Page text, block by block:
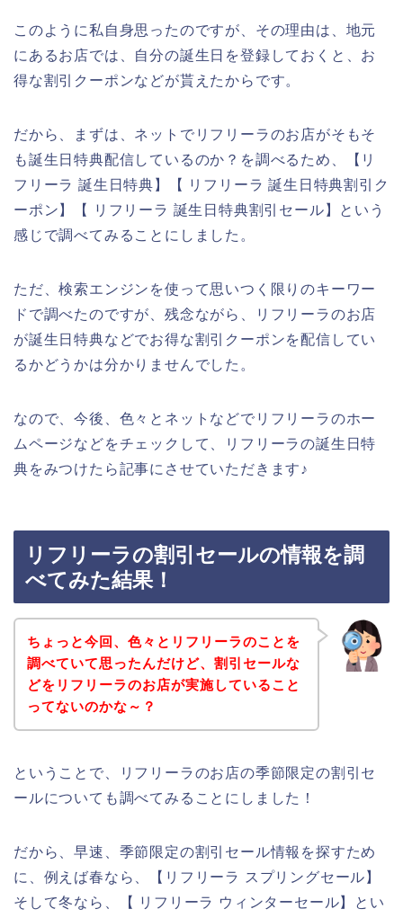
このように私自身思ったのですが、その理由は、地元
にあるお店では、自分の誕生日を登録しておくと、お
得な割引クーポンなどが貰えたからです。
だから、まずは、ネットでリフリーラのお店がそもそ
も誕生日特典配信しているのか？を調べるため、【リ
フリーラ 誕生日特典】【 リフリーラ 誕生日特典割引ク
ーポン】【 リフリーラ 誕生日特典割引セール】という
感じで調べてみることにしました。
ただ、検索エンジンを使って思いつく限りのキーワー
ドで調べたのですが、残念ながら、リフリーラのお店
が誕生日特典などでお得な割引クーポンを配信してい
るかどうかは分かりませんでした。
なので、今後、色々とネットなどでリフリーラのホー
ムページなどをチェックして、リフリーラの誕生日特
典をみつけたら記事にさせていただきます♪
リフリーラの割引セールの情報を調
べてみた結果！
ちょっと今回、色々とリフリーラのことを
調べていて思ったんだけど、割引セールな
どをリフリーラのお店が実施していること
ってないのかな～？
ということで、リフリーラのお店の季節限定の割引セ
ールについても調べてみることにしました！
だから、早速、季節限定の割引セール情報を探すため
に、例えば春なら、【リフリーラ スプリングセール】
そして冬なら、【 リフリーラ ウィンターセール】とい